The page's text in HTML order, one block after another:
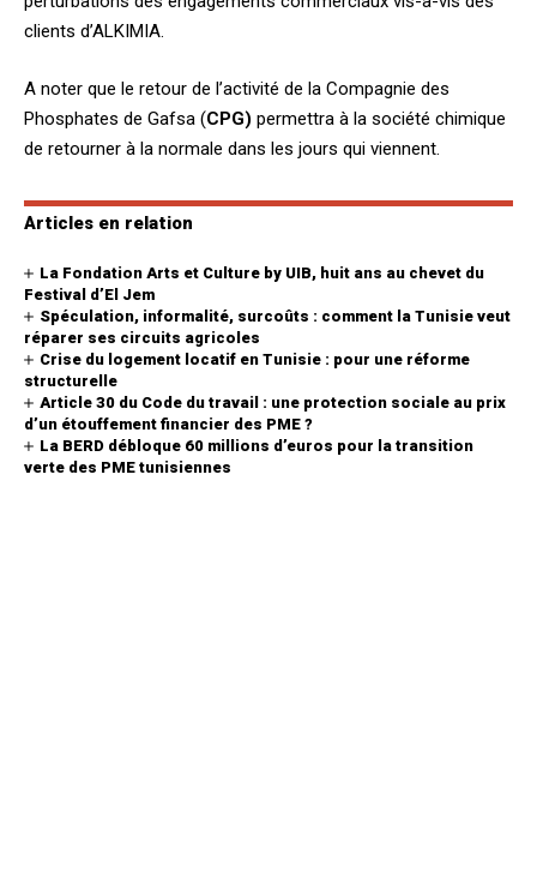
clients d’ALKIMIA.
A noter que le retour de l’activité de la Compagnie des
Phosphates de Gafsa (CPG) permettra à la société chimique
de retourner à la normale dans les jours qui viennent.
Articles en relation
La Fondation Arts et Culture by UIB, huit ans au chevet du
Festival d’El Jem
Spéculation, informalité, surcoûts : comment la Tunisie veut
réparer ses circuits agricoles
Crise du logement locatif en Tunisie : pour une réforme
structurelle
Article 30 du Code du travail : une protection sociale au prix
d’un étouffement financier des PME ?
La BERD débloque 60 millions d’euros pour la transition
verte des PME tunisiennes